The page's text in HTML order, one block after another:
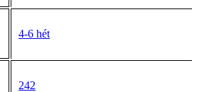
4-6 hét
242